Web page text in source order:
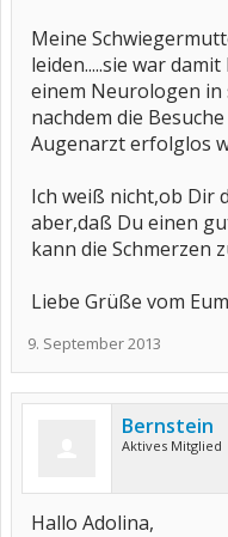
Meine
leiden.....sie war damit
einem Neurologen
nachdem die
Augenarzt erfolglos
Ich weiß nicht,ob Dir
aber,daß Du einen
kann die Schmerzen
Liebe Grüße vom
9. September 2013
Bernstein
Aktives Mitglied
Hallo Adolina,